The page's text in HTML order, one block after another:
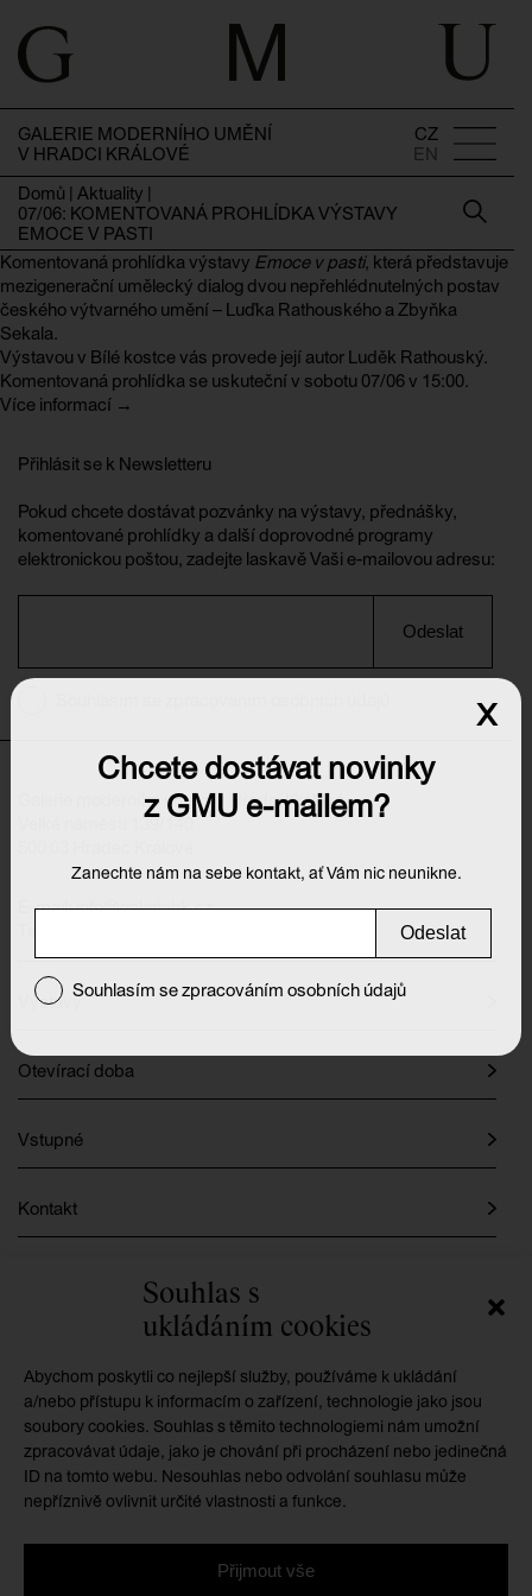
Souhlas s
ukládáním cookies
Abychom poskytli co nejlepší služby, používáme k ukládání
a/nebo přístupu k informacím o zařízení, technologie jako jsou
soubory cookies. Souhlas s těmito technologiemi nám umožní
zpracovávat údaje, jako je chování při procházení nebo jedinečná
ID na tomto webu. Nesouhlas nebo odvolání souhlasu může
nepříznivě ovlivnit určité vlastnosti a funkce.
Přijmout vše
GALERIE MODERNÍHO UMĚNÍ
V HRADCI KRÁLOVÉ
CZ
EN
Domů | Aktuality |
07/06: KOMENTOVANÁ PROHLÍDKA VÝSTAVY
EMOCE V PASTI
Komentovaná prohlídka výstavy Emoce v pasti, která představuje
mezigenerační umělecký dialog dvou nepřehlédnutelných postav
českého výtvarného umění – Luďka Rathouského a Zbyňka
Sekala.
Výstavou v Bílé kostce vás provede její autor Luděk Rathouský.
Komentovaná prohlídka se uskuteční v sobotu 07/06 v 15:00.
Více informací →
Přihlásit se k Newsletteru
Pokud chcete dostávat pozvánky na výstavy, přednášky,
komentované prohlídky a další doprovodné programy
elektronickou poštou, zadejte laskavě Vaši e-mailovou adresu:
Odeslat
Galerie moderního umění v Hradci Králové
Velké náměstí 139/140
E-mail:info@galeriehk.cz
Výstavy
Otevírací doba
Vstupné
Kontakt
GMU je příspěvkovou organizací zřizovanou
Královéhradeckým krajem
Chcete dostávat novinky
z GMU e-mailem?
Zanechte nám na sebe kontakt, ať Vám nic neunikne.
Odeslat
Souhlasím se zpracováním osobních údajů
x